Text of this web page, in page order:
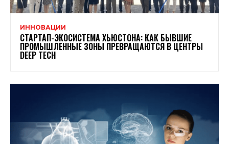
ИННОВАЦИИ
СТАРТАП-ЭКОСИСТЕМА ХЬЮСТОНА: КАК БЫВШИЕ
ПРОМЫШЛЕННЫЕ ЗОНЫ ПРЕВРАЩАЮТСЯ В ЦЕНТРЫ
DEEP TECH